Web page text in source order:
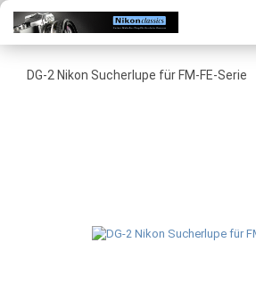
DG-2 Nikon Sucherlupe für FM-FE-Serie